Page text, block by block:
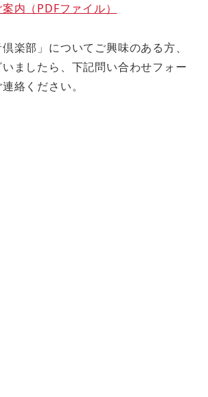
内（PDFファイル）
楽部」についてご興味のある方、
ましたら、下記問い合わせフォー
絡ください。